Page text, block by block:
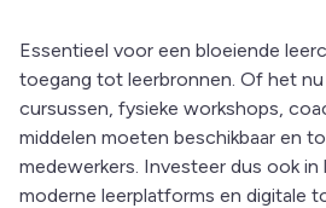
Essentieel voor een bloeiende
toegang tot leerbronnen. Of het
cursussen, fysieke workshops,
middelen moeten beschikbaar en
medewerkers. Investeer dus ook
moderne leerplatforms en digitale